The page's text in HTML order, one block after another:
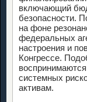
включающий
безопасности.
на фоне
федеральных
настроения и
Конгрессе.
системных
активам.